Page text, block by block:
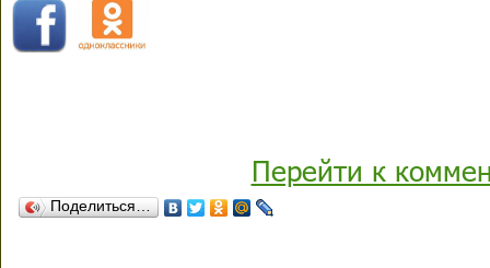
Перейти к
Поделиться…